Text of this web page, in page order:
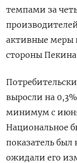
темпами за
активные меры
стороны
выросли на
минимум с
Национальное
показатель был
ожидали его